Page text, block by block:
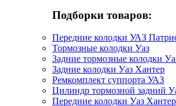
Подборки товаров:
Передние колодки УАЗ
Тормозные колодки Уаз
Задние тормозные колодки
Задние колодки Уаз Хантер
Ремкомплект суппорта УАЗ
Цилиндр тормозной задний
Передние колодки Уаз Хантер